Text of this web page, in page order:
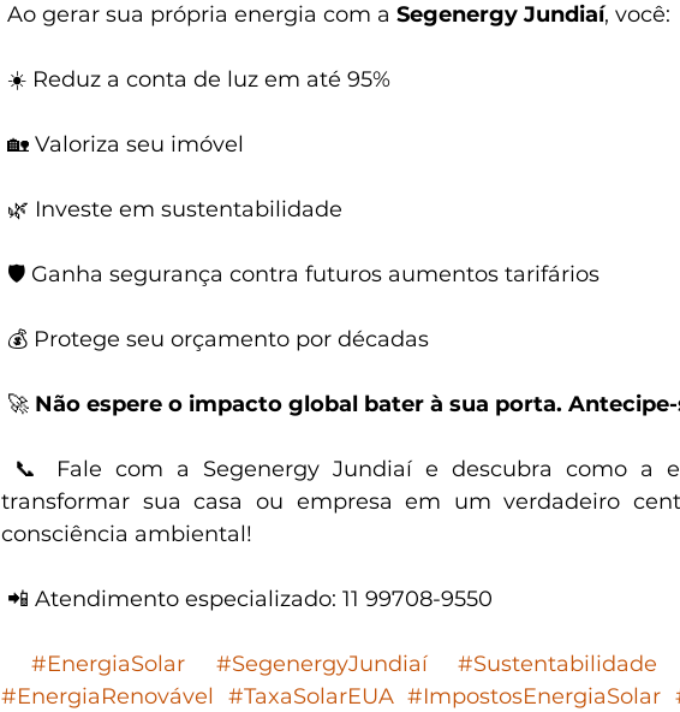
Ao gerar sua própria energia com a Segenergy Jundiaí, você:
☀️ Reduz a conta de luz em até 95%
🏡 Valoriza seu imóvel
🌿 Investe em sustentabilidade
🛡️ Ganha segurança contra futuros aumentos tarifários
💰 Protege seu orçamento por décadas⠀
🚀 Não espere o impacto global bater à sua porta.
transformar sua casa ou empresa em um verdadeiro
consciência ambiental! ⠀
📲 Atendimento especializado: 11 99708-9550 ⠀
#EnergiaSolar #SegenergyJundiaí #Sustentabilidade
#EnergiaRenovável
#TaxaSolarEUA #ImpostosEnergiaSolar